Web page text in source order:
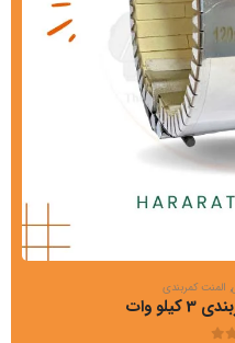
, المنت کمربندی
وات